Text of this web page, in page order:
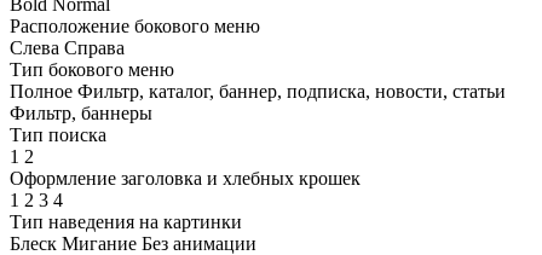
Bold Normal
Расположение бокового меню
Слева Справа
Тип бокового меню
Полное Фильтр, каталог, баннер, подписка, новости, статьи
Фильтр, баннеры
Тип поиска
1 2
Оформление заголовка и хлебных крошек
1 2 3 4
Тип наведения на картинки
Блеск Мигание Без анимации